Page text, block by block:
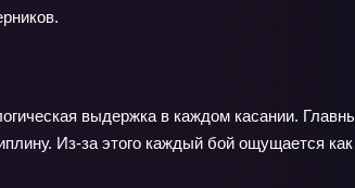
выдержка в каждом касании.
Из‑за этого каждый бой ощущается